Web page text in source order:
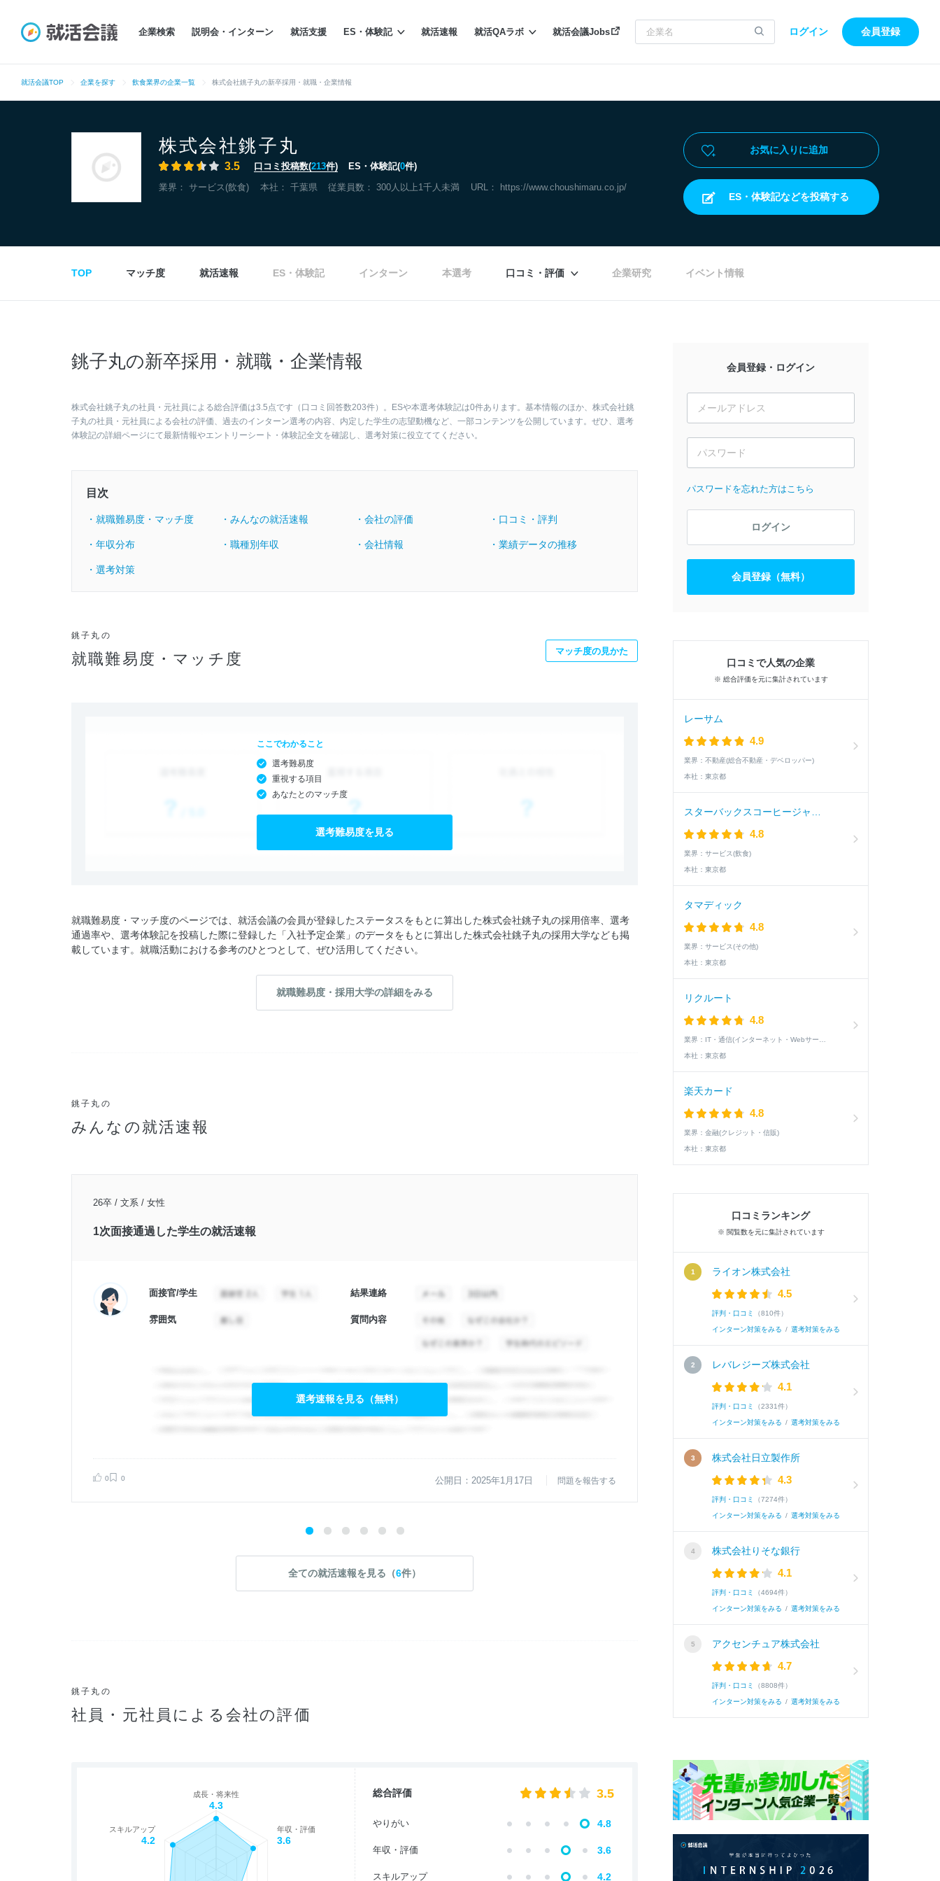
企業検索 説明会・インターン 就活支援 ES・体験記 就活速報 就活QAラボ 就活会議Jobs ログイン 会員登録
就活会議TOP 企業を探す 飲食業界の企業一覧 株式会社銚子丸の新卒採用・就職・企業情報
株式会社銚子丸
3.5 口コミ投稿数(213件) ES・体験記(0件)
業界： サービス(飲食) 本社： 千葉県 従業員数： 300人以上1千人未満 URL： https://www.choushimaru.co.jp/
お気に入りに追加
ES・体験記などを投稿する
TOP マッチ度 就活速報 ES・体験記 インターン 本選考 口コミ・評価 企業研究 イベント情報
銚子丸の新卒採用・就職・企業情報
株式会社銚子丸の社員・元社員による総合評価は3.5点です（口コミ回答数203件）。ESや本選考体験記は0件あります。基本情報のほか、株式会社銚
子丸の社員・元社員による会社の評価、過去のインターン選考の内容、内定した学生の志望動機など、一部コンテンツを公開しています。ぜひ、選考
体験記の詳細ページにて最新情報やエントリーシート・体験記全文を確認し、選考対策に役立ててください。
目次
・就職難易度・マッチ度 ・みんなの就活速報 ・会社の評価 ・口コミ・評判
・年収分布 ・職種別年収 ・会社情報 ・業績データの推移
・選考対策
銚子丸の
就職難易度・マッチ度 マッチ度の見かた
ここでわかること
選考難易度
重視する項目
あなたとのマッチ度
選考難易度を見る
就職難易度・マッチ度のページでは、就活会議の会員が登録したステータスをもとに算出した株式会社銚子丸の採用倍率、選考
通過率や、選考体験記を投稿した際に登録した「入社予定企業」のデータをもとに算出した株式会社銚子丸の採用大学なども掲
載しています。就職活動における参考のひとつとして、ぜひ活用してください。
就職難易度・採用大学の詳細をみる
銚子丸の
みんなの就活速報
26卒 / 文系 / 女性
1次面接通過した学生の就活速報
面接官/学生 結果連絡
雰囲気 質問内容
選考速報を見る（無料）
0 0 公開日：2025年1月17日 問題を報告する
1次面接通過した学生の就活速報
面接官/学生
雰囲気
0
全ての就活速報を見る（6件）
銚子丸の
社員・元社員による会社の評価
成長・将来性
4.3
年収・評価
3.6
スキルアップ
4.2
総合評価 3.5
やりがい 4.8
年収・評価 3.6
スキルアップ 4.2
会員登録・ログイン
パスワードを忘れた方はこちら
ログイン
会員登録（無料）
口コミで人気の企業
※ 総合評価を元に集計されています
レーサム
4.9
業界： 不動産(総合不動産・デベロッパー)
本社： 東京都
4.8
業界： サービス(飲食)
本社： 東京都
タマディック
4.8
業界： サービス(その他)
本社： 東京都
リクルート
4.8
業界：
本社： 東京都
楽天カード
4.8
業界： 金融(クレジット・信販)
本社： 東京都
口コミランキング
※ 閲覧数を元に集計されています
ライオン株式会社
4.5
評判・口コミ （810件）
インターン対策をみる / 選考対策をみる
レバレジーズ株式会社
4.1
評判・口コミ （2331件）
インターン対策をみる / 選考対策をみる
株式会社日立製作所
4.3
評判・口コミ （7274件）
インターン対策をみる / 選考対策をみる
株式会社りそな銀行
4.1
評判・口コミ （4694件）
インターン対策をみる / 選考対策をみる
アクセンチュア株式会社
4.7
評判・口コミ （8808件）
インターン対策をみる / 選考対策をみる